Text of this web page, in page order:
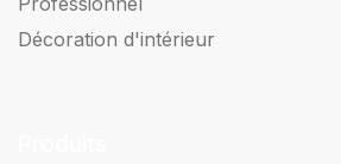
Décoration d'intérieur